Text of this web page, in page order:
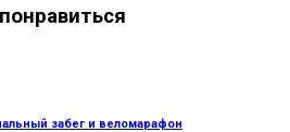
забег и веломарафон